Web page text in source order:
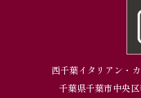
西千葉イタリアン
千葉県千葉市中央